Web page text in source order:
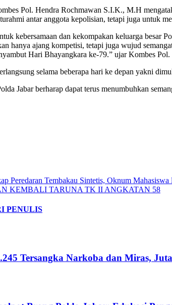
Pol. Hendra Rochmawan S.I.K., M.H
antar anggota kepolisian, tetapi juga untuk
kebersamaan dan kekompakan keluarga besar
hanya ajang kompetisi, tetapi juga wujud
Hari Bhayangkara ke-79.” ujar Kombes
selama beberapa hari ke depan yakni
Jabar berharap dapat terus menumbuhkan
Peredaran Tembakau Sintetis, Oknum
KEMBALI TARUNA TK II ANGKATAN 58
PENULIS
Tersangka Narkoba dan Miras,